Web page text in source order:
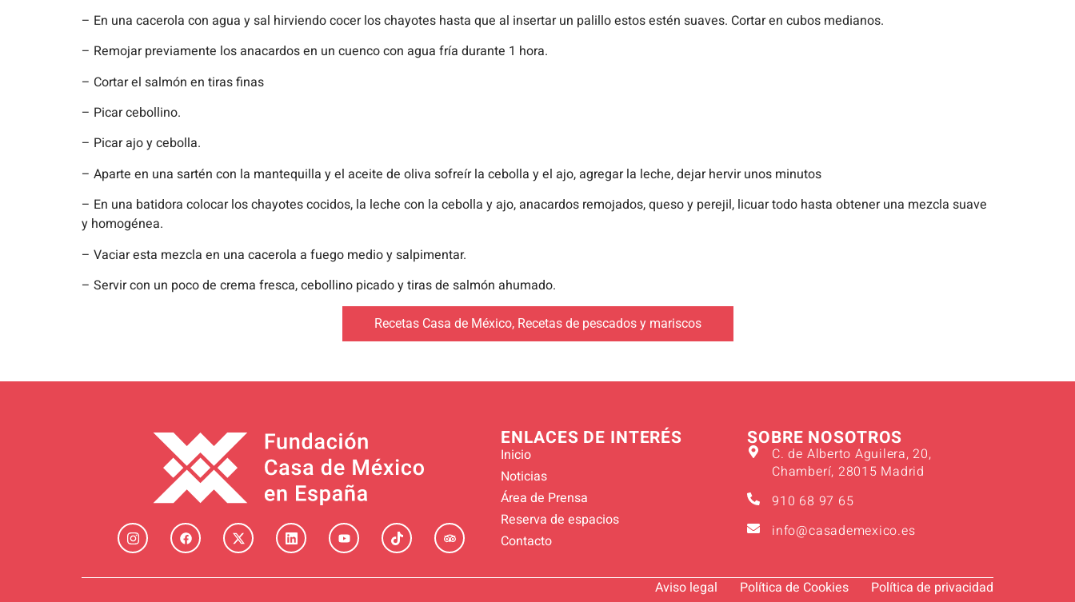
– En una cacerola con agua y sal hirviendo cocer los chayotes hasta que al insertar un palillo estos estén suaves. Cortar en cubos medianos.
– Remojar previamente los anacardos en un cuenco con agua fría durante 1 hora.
– Cortar el salmón en tiras finas
– Picar cebollino.
– Picar ajo y cebolla.
– Aparte en una sartén con la mantequilla y el aceite de oliva sofreír la cebolla y el ajo, agregar la leche, dejar hervir unos minutos
– En una batidora colocar los chayotes cocidos, la leche con la cebolla y ajo, anacardos remojados, queso y perejil, licuar todo hasta obtener una mezcla suave
y homogénea.
– Vaciar esta mezcla en una cacerola a fuego medio y salpimentar.
– Servir con un poco de crema fresca, cebollino picado y tiras de salmón ahumado.
Recetas Casa de México, Recetas de pescados y mariscos
ENLACES DE INTERÉS
Inicio
Noticias
Área de Prensa
Reserva de espacios
Contacto
SOBRE NOSOTROS
C. de Alberto Aguilera, 20,
Chamberí, 28015 Madrid
910 68 97 65
info@casademexico.es
Aviso legal Política de Cookies Política de privacidad